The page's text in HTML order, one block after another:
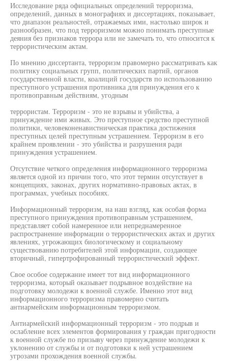
Исследование ряда официальных определений терроризма,
определений, данных в монографиях и диссертациях, показывает,
что диапазон реальностей, отражаемых ими, настолько широк и
разнообразен, что под терроризмом можно понимать преступные
деяния без признаков террора или не замечать то, что относится к
террористическим актам.
По мнению диссертанта, терроризм правомерно рассматривать как
политику социальных групп, политических партий, органов
государственной власти, коалиций государств по использованию
преступного устрашения противника для принуждения его к
противоправным действиям, угодным
террористам. Терроризм - это не взрывы и убийства, а
принуждение ими живых. Это преступное средство преступной
политики, человеконенавистническая практика достижения
преступных целей преступным устрашением. Терроризм в его
крайнем проявлении - это убийства и разрушения ради
принуждения устрашением.
Отсутствие четкого определения информационного терроризма
является одной из причин того, что этот термин отсутствует в
концепциях, законах, других нормативно-правовых актах, в
программах, учебных пособиях.
Информационный терроризм, на наш взгляд, как особая форма
преступного принуждения противоправным устрашением,
представляет собой намеренное или непреднамеренное
распространение информации о террористических актах и других
явлениях, угрожающих биологическому и социальному
существованию потребителей этой информации, создающее
вторичный, гипертрофированный террористический эффект.
Свое особое содержание имеет тот вид информационного
терроризма, который оказывает подрывное воздействие на
подготовку молодежи к военной службе. Именно этот вид
информационного терроризма правомерно считать
антиармейским информационным терроризмом.
Антиармейский информационный терроризм - это подрыв и
ослабление всех элементов формирования у граждан пригодности
к военной службе по призыву через принуждение молодежи к
уклонению от службы и от подготовки к ней устрашением
угрозами прохождения военной службы.